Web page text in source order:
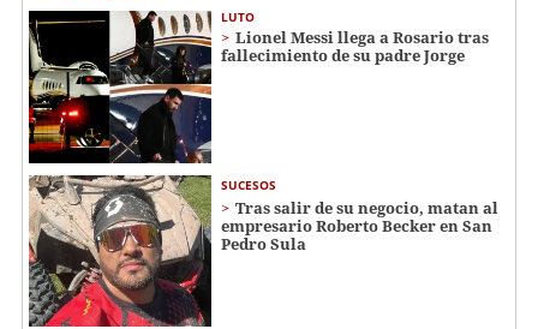
LUTO
Lionel Messi llega a Rosario tras
fallecimiento de su padre Jorge
SUCESOS
Tras salir de su negocio, matan al
empresario Roberto Becker en San
Pedro Sula